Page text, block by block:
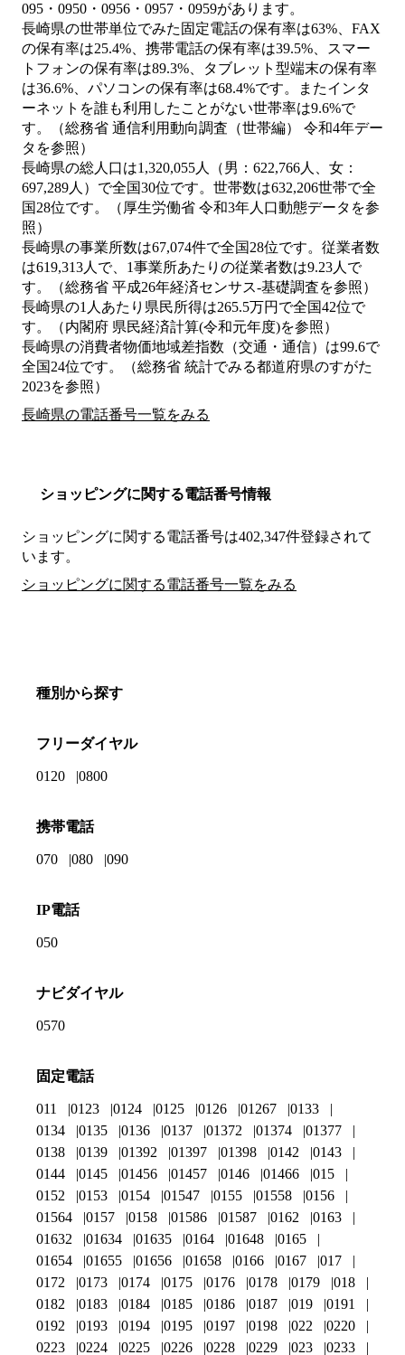
095・0950・0956・0957・0959があります。
長崎県の世帯単位でみた固定電話の保有率は63%、FAX
の保有率は25.4%、携帯電話の保有率は39.5%、スマー
トフォンの保有率は89.3%、タブレット型端末の保有率
は36.6%、パソコンの保有率は68.4%です。またインタ
ーネットを誰も利用したことがない世帯率は9.6%で
す。（総務省 通信利用動向調査（世帯編） 令和4年デー
タを参照）
長崎県の総人口は1,320,055人（男：622,766人、女：
697,289人）で全国30位です。世帯数は632,206世帯で全
国28位です。（厚生労働省 令和3年人口動態データを参
照）
長崎県の事業所数は67,074件で全国28位です。従業者数
は619,313人で、1事業所あたりの従業者数は9.23人で
す。（総務省 平成26年経済センサス‐基礎調査を参照）
長崎県の1人あたり県民所得は265.5万円で全国42位で
す。（内閣府 県民経済計算(令和元年度)を参照）
長崎県の消費者物価地域差指数（交通・通信）は99.6で
全国24位です。（総務省 統計でみる都道府県のすがた
2023を参照）
長崎県の電話番号一覧をみる
ショッピングに関する電話番号情報
ショッピングに関する電話番号は402,347件登録されて
います。
ショッピングに関する電話番号一覧をみる
種別から探す
フリーダイヤル
0120 0800
携帯電話
070 080 090
IP電話
050
ナビダイヤル
0570
固定電話
011 0123 0124 0125 0126 01267
0133
0134
0135 0136 0137 01372 01374
01377
0138
0139 01392 01397 01398 0142
0143
0144
0145 01456 01457 0146 01466
015
0152
0153 0154 01547 0155 01558
0156
01564
0157 0158 01586 01587 0162
0163
01632
01634 01635 0164 01648
0165
01654
01655 01656 01658 0166 0167
017
0172
0173 0174 0175 0176 0178 0179
018
0182
0183 0184 0185 0186 0187 019
0191
0192
0193 0194 0195 0197 0198 022
0220
0223
0224 0225 0226 0228 0229 023 0233